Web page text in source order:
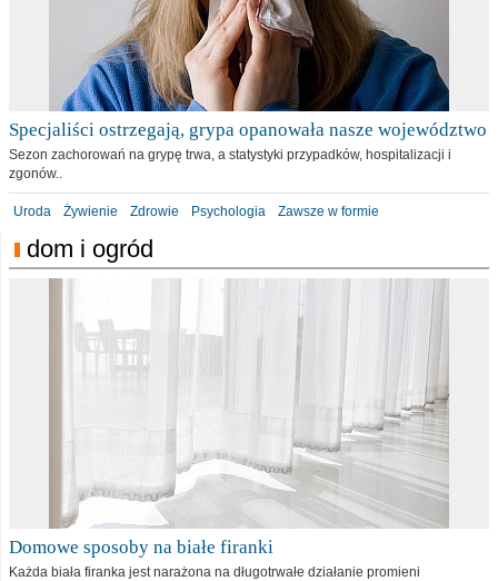
Specjaliści ostrzegają, grypa opanowała nasze województwo
Sezon zachorowań na grypę trwa, a statystyki przypadków, hospitalizacji i
zgonów..
Uroda Żywienie Zdrowie Psychologia Zawsze w formie
dom i ogród
Domowe sposoby na białe firanki
Każda biała firanka jest narażona na długotrwałe działanie promieni